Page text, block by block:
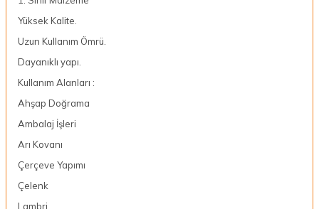
Yüksek Kalite.
Uzun Kullanım Ömrü.
Dayanıklı yapı.
Kullanım Alanları :
Ahşap Doğrama
Ambalaj İşleri
Arı Kovanı
Çerçeve Yapımı
Çelenk
Lambri